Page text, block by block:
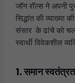
जॉन रॉल्स ने
सिद्धांत की व्याख्या
संसार के ढांचे को
स्वार्थी विवेकशील
1. समान